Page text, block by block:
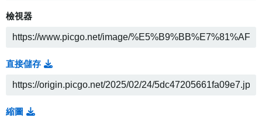
檢視器
直接儲存
縮圖